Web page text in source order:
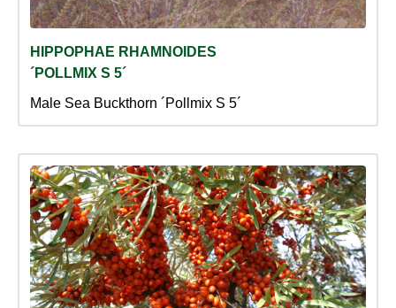
HIPPOPHAE RHAMNOIDES
´POLLMIX S 5´
Male Sea Buckthorn ´Pollmix S 5´